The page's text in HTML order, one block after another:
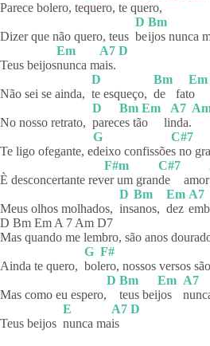
Parece bolero, tequero, te quero,
Dizer que não quero, teus
D
be
Bm
ijos nunca
Teus beijos
Em
nunca m
A7
ais.
D
Não sei se ainda,
D
te esqueço,
Bm
de
fat
Em
o
No nosso retrato,
D
parec
Bm
es tã
Em
o
li
A7
nda.
Te ligo ofegante, e
G
deixo confissõe
C#7
s no
È desconcertante rev
F#m
er um gran
C#7
de
amor
Meus olhos molhados,
D
ins
Bm
anos,
Em
dez
A7
D Bm Em A 7 Am D7
Mas quando me lembro, são anos
Ainda te quero,
G
bol
F#
ero, nossos versos
Mas como eu espero,
D Bm
teus bei
Em
jos
A7
Teus beijos
E
nunca ma
A7
is
D